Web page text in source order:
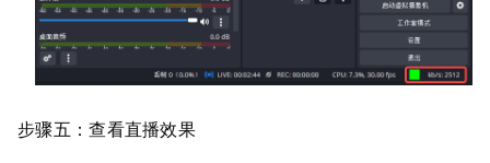
步骤五：查看直播效果